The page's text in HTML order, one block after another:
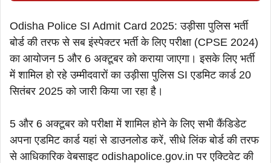
Odisha Police SI Admit Card 2025: उड़ीसा पुलिस भर्ती
बोर्ड की तरफ से सब इंस्पेक्टर भर्ती के लिए परीक्षा (CPSE 2024)
का आयोजन 5 और 6 अक्टूबर को कराया जाएगा। इसके लिए भर्ती
में शामिल हो रहे उम्मीदवारों का उड़ीसा पुलिस SI एडमिट कार्ड 20
सितंबर 2025 को जारी किया जा रहा है।
5 और 6 अक्टूबर को परीक्षा में शामिल होने के लिए सभी कैंडिडेट
अपना एडमिट कार्ड यहां से डाउनलोड करें, सीधे लिंक बोर्ड की तरफ
से आधिकारिक वेबसाइट odishapolice.gov.in पर एक्टिवेट की